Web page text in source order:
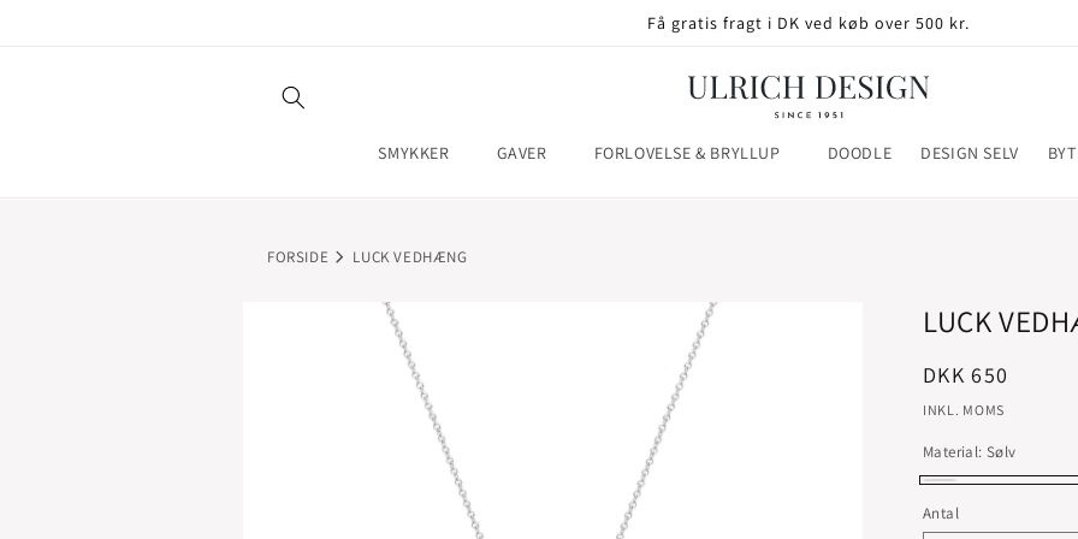
Få gratis fragt i DK ved køb over 500 kr.
SMYKKER GAVER FORLOVELSE & BRYLLUP DOODLE DESIGN SELV
FORSIDE LUCK VEDHÆNG
PRODUKTOPLYSNINGER
LUCK
Normalpris
DKK 650
INKL. MOMS
Material: Sølv
Antal